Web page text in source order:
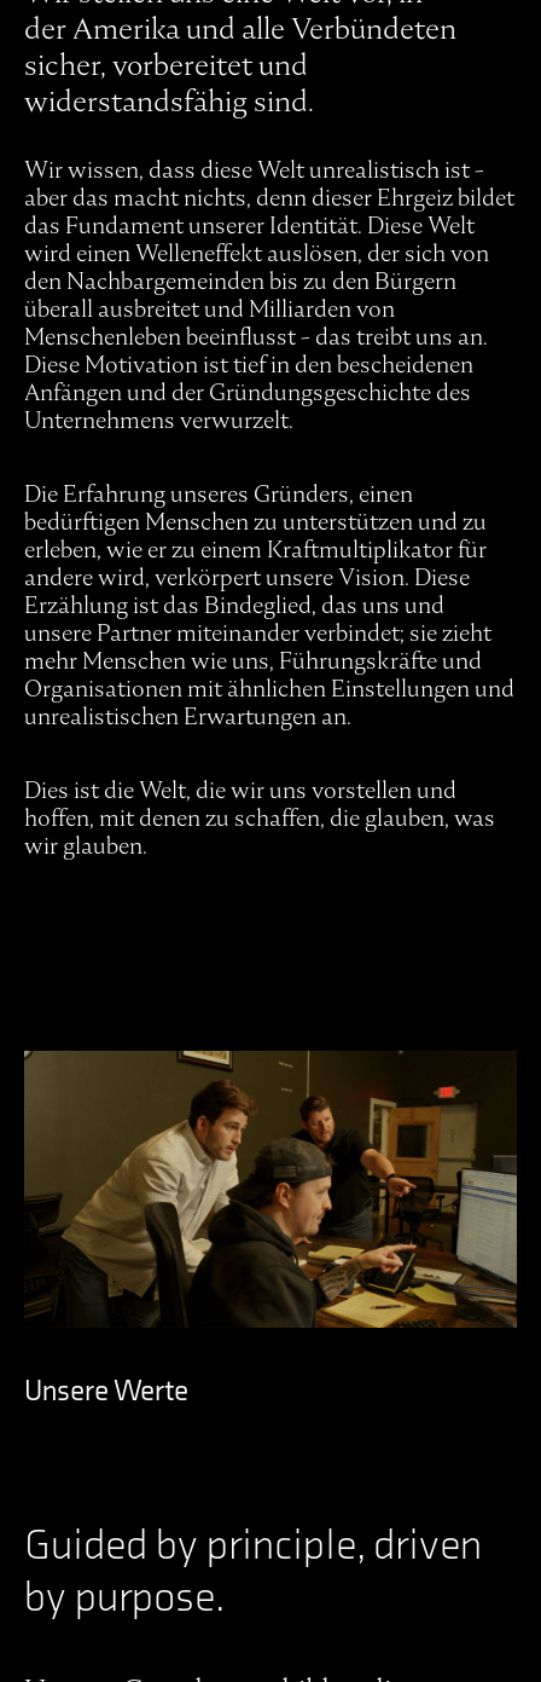
der Amerika und alle Verbündeten
sicher, vorbereitet und
widerstandsfähig sind.
Wir wissen, dass diese Welt unrealistisch ist -
aber das macht nichts, denn dieser Ehrgeiz bildet
das Fundament unserer Identität. Diese Welt
wird einen Welleneffekt auslösen, der sich von
den Nachbargemeinden bis zu den Bürgern
überall ausbreitet und Milliarden von
Menschenleben beeinflusst - das treibt uns an.
Diese Motivation ist tief in den bescheidenen
Anfängen und der Gründungsgeschichte des
Unternehmens verwurzelt.
Die Erfahrung unseres Gründers, einen
bedürftigen Menschen zu unterstützen und zu
erleben, wie er zu einem Kraftmultiplikator für
andere wird, verkörpert unsere Vision. Diese
Erzählung ist das Bindeglied, das uns und
unsere Partner miteinander verbindet; sie zieht
mehr Menschen wie uns, Führungskräfte und
Organisationen mit ähnlichen Einstellungen und
unrealistischen Erwartungen an.
Dies ist die Welt, die wir uns vorstellen und
hoffen, mit denen zu schaffen, die glauben, was
wir glauben.
Unsere Werte
Guided by principle, driven
by purpose.